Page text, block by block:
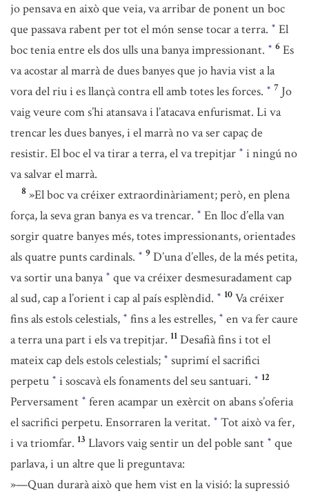
jo pensava en això que veia, va arribar de ponent un boc
que passava rabent per tot el món sense tocar a terra. * El
boc tenia entre els dos ulls una banya impressionant. * 6 Es
va acostar al marrà de dues banyes que jo havia vist a la
vora del riu i es llançà contra ell amb totes les forces. * 7 Jo
vaig veure com s’hi atansava i l’atacava enfurismat. Li va
trencar les dues banyes, i el marrà no va ser capaç de
resistir. El boc el va tirar a terra, el va trepitjar * i ningú no
va salvar el marrà.
8 »El boc va créixer extraordinàriament; però, en plena
força, la seva gran banya es va trencar. * En lloc d’ella van
sorgir quatre banyes més, totes impressionants, orientades
als quatre punts cardinals. * 9 D’una d’elles, de la més petita,
va sortir una banya * que va créixer desmesuradament cap
al sud, cap a l’orient i cap al país esplèndid. * 10 Va créixer
fins als estols celestials, * fins a les estrelles, * en va fer caure
a terra una part i els va trepitjar. 11 Desafià fins i tot el
mateix cap dels estols celestials; * suprimí el sacrifici
perpetu * i soscavà els fonaments del seu santuari. * 12
Perversament * feren acampar un exèrcit on abans s’oferia
el sacrifici perpetu. Ensorraren la veritat. * Tot això va fer,
i va triomfar. 13 Llavors vaig sentir un del poble sant * que
parlava, i un altre que li preguntava:
»—Quan durarà això que hem vist en la visió: la supressió